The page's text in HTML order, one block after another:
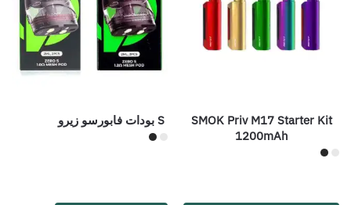
SMOK Priv M17 Starter Kit
1200mAh
S بودات فابورسو زيرو